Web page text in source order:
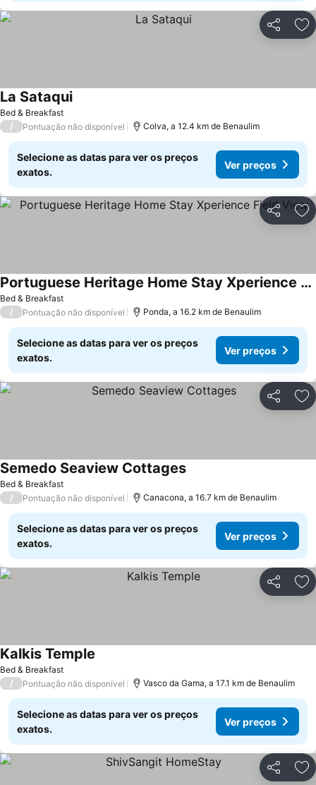
Partilhar
Bed & Breakfast
La Sataqui
/ Pontuação não disponível Colva, a 12.4 km de Benaulim
Selecione as datas para ver os preços
exatos.
Ver preços
Partilhar
Bed & Breakfast
Portuguese Heritage Home Stay Xperience Field View
/ Pontuação não disponível Ponda, a 16.2 km de Benaulim
Selecione as datas para ver os preços
exatos.
Ver preços
Partilhar
Bed & Breakfast
Semedo Seaview Cottages
/ Pontuação não disponível Canacona, a 16.7 km de Benaulim
Selecione as datas para ver os preços
exatos.
Ver preços
Partilhar
Bed & Breakfast
Kalkis Temple
/ Pontuação não disponível Vasco da Gama, a 17.1 km de Benaulim
Selecione as datas para ver os preços
exatos.
Ver preços
Partilhar